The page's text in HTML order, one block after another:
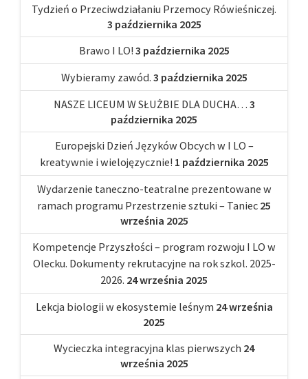
Tydzień o Przeciwdziałaniu Przemocy Rówieśniczej.
3 października 2025
Brawo I LO! 3 października 2025
Wybieramy zawód. 3 października 2025
NASZE LICEUM W SŁUŻBIE DLA DUCHA… 3
października 2025
Europejski Dzień Języków Obcych w I LO –
kreatywnie i wielojęzycznie! 1 października 2025
Wydarzenie taneczno-teatralne prezentowane w
ramach programu Przestrzenie sztuki – Taniec 25
września 2025
Kompetencje Przyszłości – program rozwoju I LO w
Olecku. Dokumenty rekrutacyjne na rok szkol. 2025-
2026. 24 września 2025
Lekcja biologii w ekosystemie leśnym 24 września
2025
Wycieczka integracyjna klas pierwszych 24
września 2025